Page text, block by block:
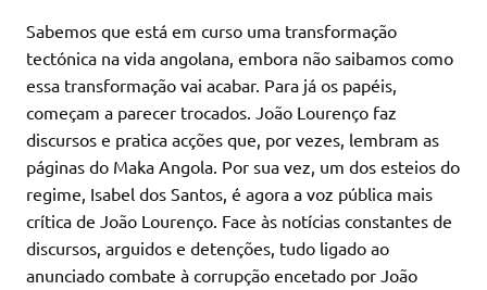
Sabemos que está em curso uma transformação
tectónica na vida angolana, embora não saibamos como
essa transformação vai acabar. Para já os papéis,
começam a parecer trocados. João Lourenço faz
discursos e pratica acções que, por vezes, lembram as
páginas do Maka Angola. Por sua vez, um dos esteios do
regime, Isabel dos Santos, é agora a voz pública mais
crítica de João Lourenço. Face às notícias constantes de
discursos, arguidos e detenções, tudo ligado ao
anunciado combate à corrupção encetado por João